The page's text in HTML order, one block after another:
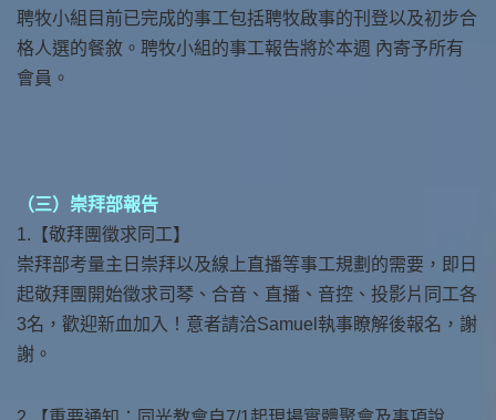
聘牧小組目前已完成的事工包括聘牧啟事的刊登以及初步合
格人選的餐敘。聘牧小組的事工報告將於本週 內寄予所有
會員。
（三）崇拜部報告
1.【敬拜團徵求同工】
崇拜部考量主日崇拜以及線上直播等事工規劃的需要，即日
起敬拜團開始徵求司琴、合音、直播、音控、投影片同工各
3名，歡迎新血加入！意者請洽Samuel執事瞭解後報名，謝
謝。